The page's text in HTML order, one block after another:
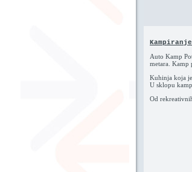
Auto Kamp
metara. Kamp
Kuhinja koja
U sklopu
Od